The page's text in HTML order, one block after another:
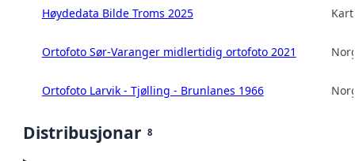
Høydedata Bilde Troms 2025
Ortofoto Sør-Varanger midlertidig ortofoto 2021
Ortofoto Larvik - Tjølling - Brunlanes 1966
Distribusjonar 8